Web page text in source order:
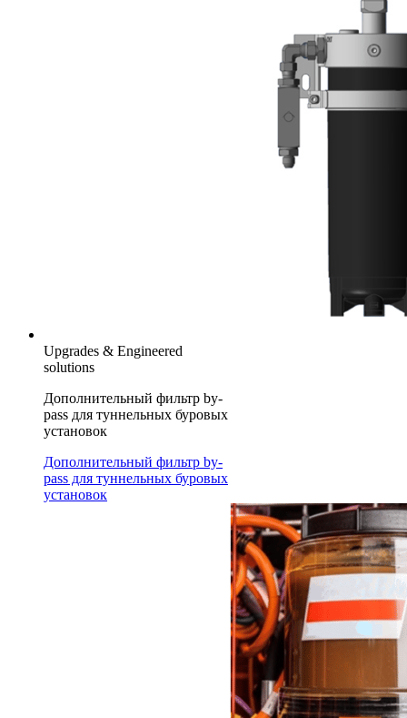
Upgrades & Engineered
solutions
Дополнительный фильтр by-
pass для туннельных буровых
установок
Дополнительный фильтр by-
pass для туннельных буровых
установок